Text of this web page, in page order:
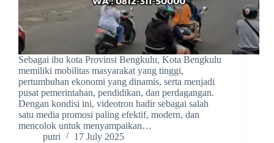
Sebagai ibu kota Provinsi Bengkulu, Kota Bengkulu
memiliki mobilitas masyarakat yang tinggi,
pertumbuhan ekonomi yang dinamis, serta menjadi
pusat pemerintahan, pendidikan, dan perdagangan.
Dengan kondisi ini, videotron hadir sebagai salah
satu media promosi paling efektif, modern, dan
mencolok untuk menyampaikan…
putri
17 July 2025